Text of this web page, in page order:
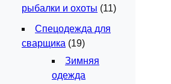
рыбалки и охоты (11)
Спецодежда для
сварщика (19)
Зимняя
одежда